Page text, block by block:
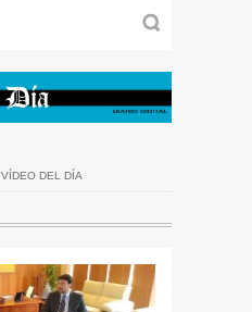
VÍDEO DEL DÍA